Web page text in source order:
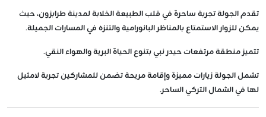
تقدم الجولة تجربة ساحرة في قلب الطبيعة الخلابة لمدينة طرابزون، حيث
يمكن للزوار الاستمتاع بالمناظر البانورامية والتنزه في المسارات الجميلة.
تتميز منطقة مرتفعات حيدر نبي بتنوع الحياة البرية والهواء النقي.
تشمل الجولة زيارات مميزة وإقامة مريحة تضمن للمشاركين تجربة لامثيل
لها في الشمال التركي الساحر.